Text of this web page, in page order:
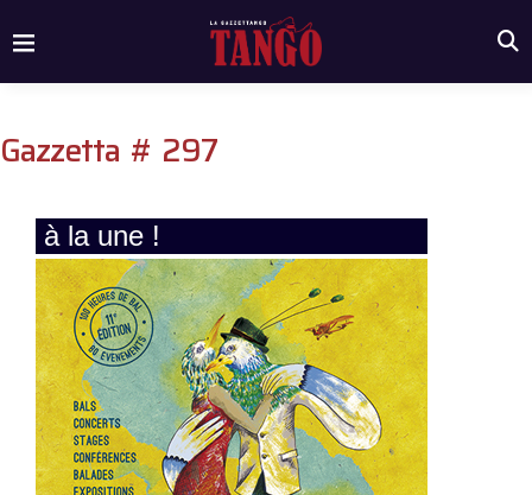
Gazzetta # 297
à la une !